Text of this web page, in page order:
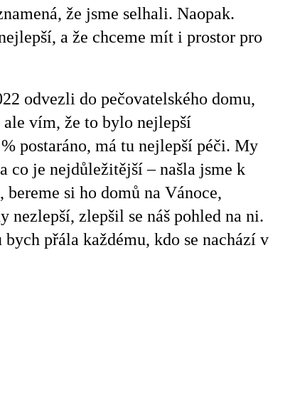
že jsme selhali. Naopak.
a že chceme mít i prostor pro
odvezli do pečovatelského domu,
vím, že to bylo nejlepší
% postaráno, má tu nejlepší péči. My
co je nejdůležitější – našla jsme k
si ho domů na Vánoce,
zlepšil se náš pohled na ni.
přála každému, kdo se nachází v